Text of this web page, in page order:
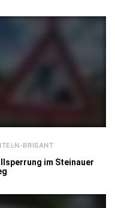
BRISANT
im Steinauer